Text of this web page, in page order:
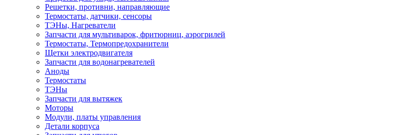
Решетки, противни, направляющие
Термостаты, датчики, сенсоры
ТЭНы, Нагреватели
Запчасти для мультиварок, фритюрниц, аэрогрилей
Термостаты, Термопредохранители
Щетки электродвигателя
Запчасти для водонагревателей
Аноды
Термостаты
ТЭНы
Запчасти для вытяжек
Моторы
Модули, платы управления
Детали корпуса